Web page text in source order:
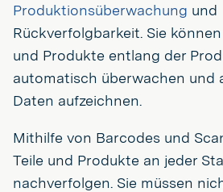
Produktionsüberwachung und
Rückverfolgbarkeit. Sie
und Produkte entlang der
automatisch überwachen und
Daten aufzeichnen.
Mithilfe von Barcodes und
Teile und Produkte an jeder
nachverfolgen. Sie müssen